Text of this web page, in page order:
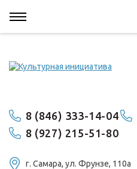
8 (846) 333-14-04
8 (927) 215-51-80
г. Самара, ул. ​Фрунзе, 110а